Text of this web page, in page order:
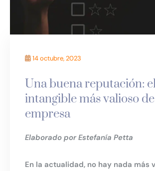
14 octubre, 2023
Una buena reputación:
intangible más valioso
empresa
Elaborado por Estefanía Petta
En la actualidad, no hay nada más